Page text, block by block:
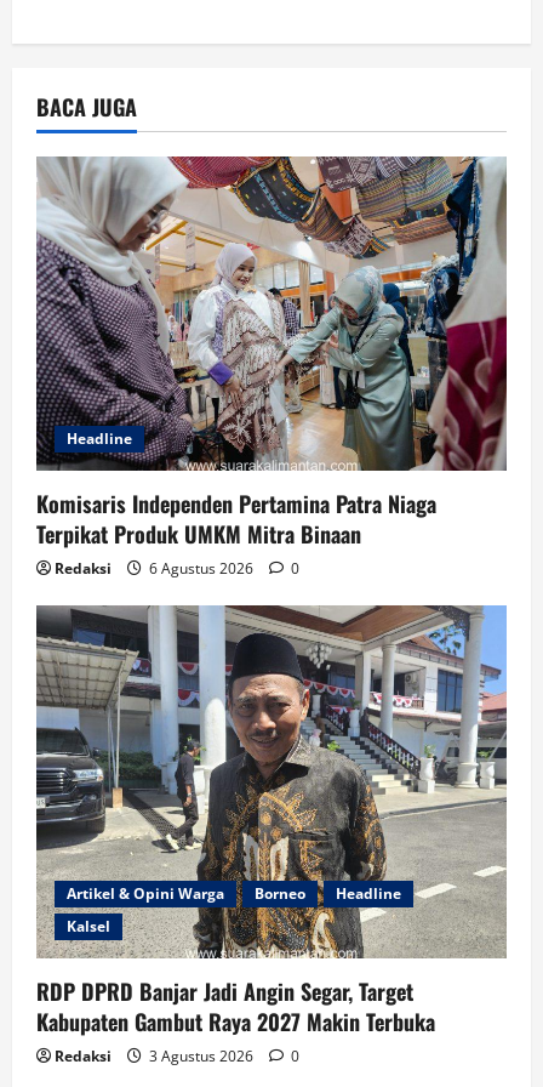
BACA JUGA
Headline
Komisaris Independen Pertamina Patra Niaga
Terpikat Produk UMKM Mitra Binaan
Redaksi 6 Agustus 2026 0
Artikel & Opini Warga Borneo
Headline
Kalsel
RDP DPRD Banjar Jadi Angin Segar, Target
Kabupaten Gambut Raya 2027 Makin Terbuka
Redaksi 3 Agustus 2026 0